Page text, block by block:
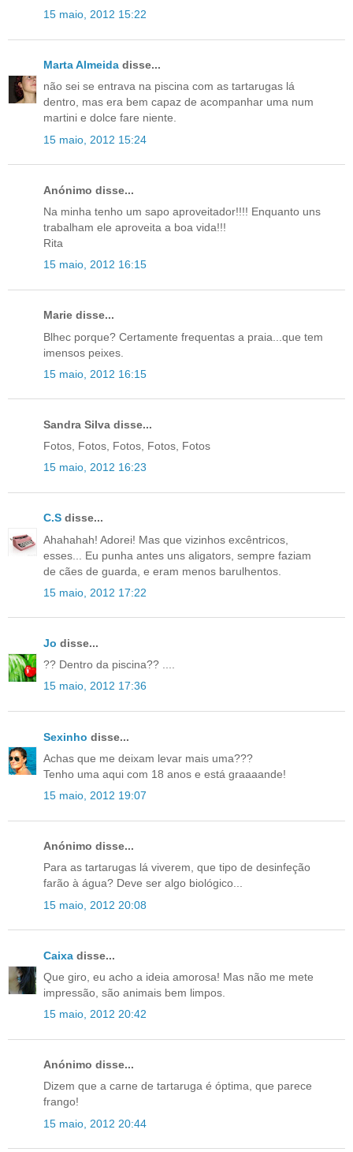
15 maio, 2012 15:22
Marta Almeida disse...
não sei se entrava na piscina com as tartarugas lá
dentro, mas era bem capaz de acompanhar uma num
martini e dolce fare niente.
15 maio, 2012 15:24
Anónimo disse...
Na minha tenho um sapo aproveitador!!!! Enquanto uns
trabalham ele aproveita a boa vida!!!
Rita
15 maio, 2012 16:15
Marie disse...
Blhec porque? Certamente frequentas a praia...que tem
imensos peixes.
15 maio, 2012 16:15
Sandra Silva disse...
Fotos, Fotos, Fotos, Fotos, Fotos
15 maio, 2012 16:23
C.S disse...
Ahahahah! Adorei! Mas que vizinhos excêntricos,
esses... Eu punha antes uns aligators, sempre faziam
de cães de guarda, e eram menos barulhentos.
15 maio, 2012 17:22
Jo disse...
?? Dentro da piscina?? ....
15 maio, 2012 17:36
Sexinho disse...
Achas que me deixam levar mais uma???
Tenho uma aqui com 18 anos e está graaaande!
15 maio, 2012 19:07
Anónimo disse...
Para as tartarugas lá viverem, que tipo de desinfeção
farão à água? Deve ser algo biológico...
15 maio, 2012 20:08
Caixa disse...
Que giro, eu acho a ideia amorosa! Mas não me mete
impressão, são animais bem limpos.
15 maio, 2012 20:42
Anónimo disse...
Dizem que a carne de tartaruga é óptima, que parece
frango!
15 maio, 2012 20:44